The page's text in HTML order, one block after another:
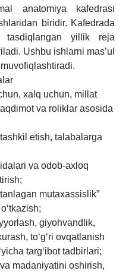
anatomiya kafedrasi
biridir. Kafedrada
tasdiqlangan yillik reja
Ushbu ishlarni mas’ul
xalq uchun, millat
va roliklar asosida
etish, talabalarga
va odob-axloq
mutaxassislik”
giyohvandlik,
to‘g‘ri ovqatlanish
targ‘ibot tadbirlari;
madaniyatini oshirish,